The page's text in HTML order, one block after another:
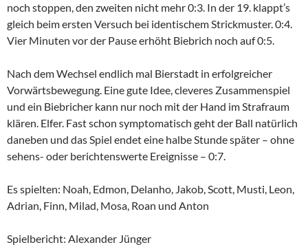
noch stoppen, den zweiten nicht mehr 0:3. In der 19. klappt’s
gleich beim ersten Versuch bei identischem Strickmuster. 0:4.
Vier Minuten vor der Pause erhöht Biebrich noch auf 0:5.
Nach dem Wechsel endlich mal Bierstadt in erfolgreicher
Vorwärtsbewegung. Eine gute Idee, cleveres Zusammenspiel
und ein Biebricher kann nur noch mit der Hand im Strafraum
klären. Elfer. Fast schon symptomatisch geht der Ball natürlich
daneben und das Spiel endet eine halbe Stunde später – ohne
sehens- oder berichtenswerte Ereignisse – 0:7.
Es spielten: Noah, Edmon, Delanho, Jakob, Scott, Musti, Leon,
Adrian, Finn, Milad, Mosa, Roan und Anton
Spielbericht: Alexander Jünger